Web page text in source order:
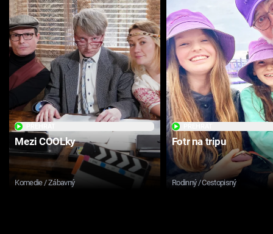
Mezi COOLky
Komedie / Zábavný
Fotr na tripu
Rodinný / Cestopisný